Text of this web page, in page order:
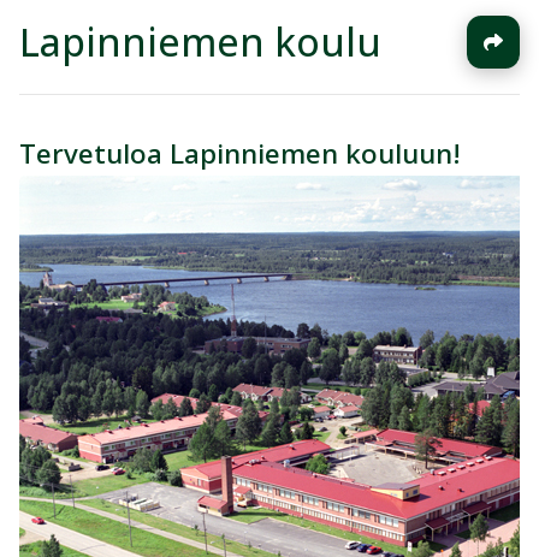
Lapinniemen koulu
Tervetuloa Lapinniemen kouluun!